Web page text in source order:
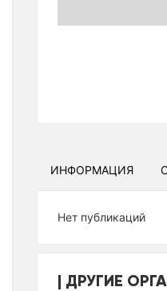
ИНФОРМАЦИЯ
Нет публикаций
ДРУГИЕ